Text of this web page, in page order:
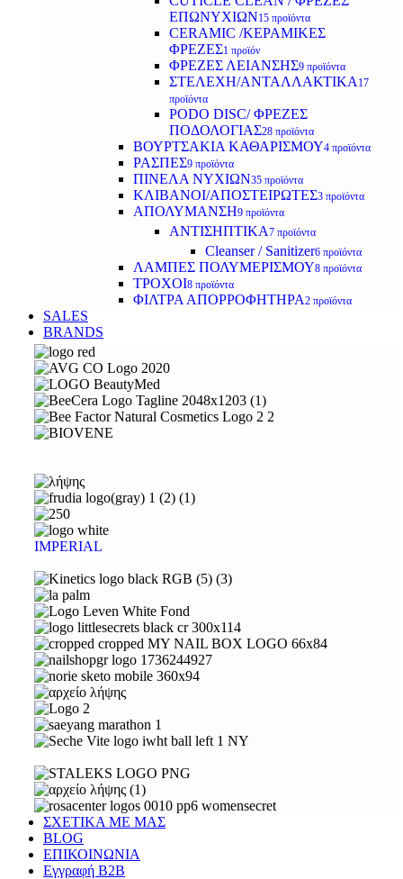
ΕΠΩΝΥΧΙΩΝ15 προϊόντα
CERAMIC /ΚΕΡΑΜΙΚΕΣ
ΦΡΕΖΕΣ1 προϊόν
ΦΡΕΖΕΣ ΛΕΙΑΝΣΗΣ9 προϊόντα
ΣΤΕΛΕΧΗ/ΑΝΤΑΛΛΑΚΤΙΚΑ 17
προϊόντα
PODO DISC/ ΦΡΕΖΕΣ
ΠΟΔΟΛΟΓΙΑΣ28 προϊόντα
ΒΟΥΡΤΣΑΚΙΑ ΚΑΘΑΡΙΣΜΟΥ4 προϊόντα
ΡΑΣΠΕΣ9 προϊόντα
ΠΙΝΕΛΑ ΝΥΧΙΩΝ35 προϊόντα
ΚΛΙΒΑΝΟΙ/ΑΠΟΣΤΕΙΡΩΤΕΣ3 προϊόντα
ΑΠΟΛΥΜΑΝΣΗ9 προϊόντα
ΑΝΤΙΣΗΠΤΙΚΑ7 προϊόντα
Cleanser / Sanitizer6 προϊόντα
ΛΑΜΠΕΣ ΠΟΛΥΜΕΡΙΣΜΟΥ8 προϊόντα
ΤΡΟΧΟΙ8 προϊόντα
ΦΙΛΤΡΑ ΑΠΟΡΡΟΦΗΤΗΡΑ2 προϊόντα
SALES
BRANDS
IMPERIAL
ΣΧΕΤΙΚΑ ΜΕ ΜΑΣ
BLOG
ΕΠΙΚΟΙΝΩΝΙΑ
Εγγραφή Β2Β